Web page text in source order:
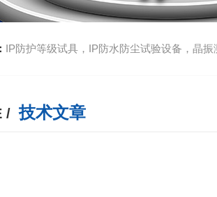
IP防护等级试具，IP防水防尘试验设备，晶振
/ 技术文章